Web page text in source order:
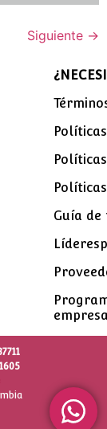
Siguiente →
Guía